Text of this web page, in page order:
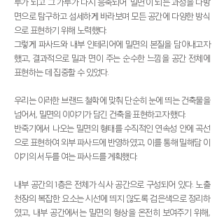
면으로 탐구하고 섬세하게 바라보며 모든 공간에 다양한 방식
으로 표현하기 위해 노력했다.
그렇게 파사드와 내부 인테리어에 밀면의 본질을 담아내고자
했고, 결과적으로 밀과 면이 주는 순수한 느낌을 공간 전체에
표현하는 데 집중할 수 있었다.
우리는 이러한 브랜드 철학에 맞춰 단순히 눈에 띄는 건축물을
넘어서, 밀면의 이야기가 담긴 건축을 표현하고자 했다.
반죽기에서 나오는 밀면의 형태를 수직적인 연속성 안에 곡선
으로 표현하여 외부 파사드에 반영하였고, 이를 통해 밀해담 이
야기의 서두를 여는 파사드를 계획했다.
내부 공간의 1층은 전체가 식사 공간으로 구성되어 있다. 노출
천장의 복잡한 요소는 시선에 띄지 않도록 검은색으로 정리하
였고, 내부 공간에서는 밀면의 형상을 온전히 보여주기 위해,